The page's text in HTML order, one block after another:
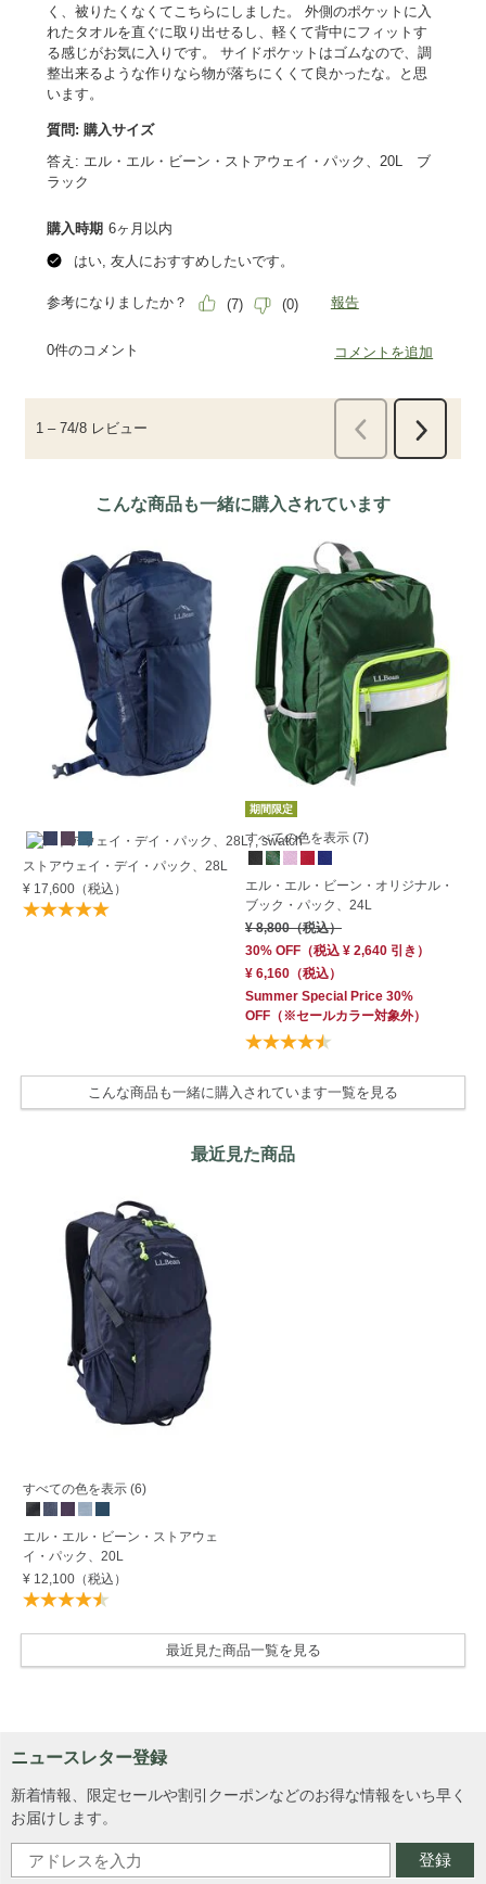
こんな商品も一緒に購入されています
ストアウェイ・デイ・パック、28L
¥ 17,600（税込）
期間限定
すべての色を表示 (7)
エル・エル・ビーン・オリジナル・
ブック・パック、24L
¥ 8,800（税込）
30% OFF （税込 ¥ 2,640 引き）
¥ 6,160 （税込）
Summer Special Price 30%
OFF （※セールカラー対象外）
こんな商品も一緒に購入されています一覧を見る
最近見た商品
すべての色を表示 (6)
エル・エル・ビーン・ストアウェ
イ・パック、20L
¥ 12,100（税込）
最近見た商品一覧を見る
ニュースレター登録
新着情報、限定セールや割引クーポンなどのお得な情報をいち早く
お届けします。
登録